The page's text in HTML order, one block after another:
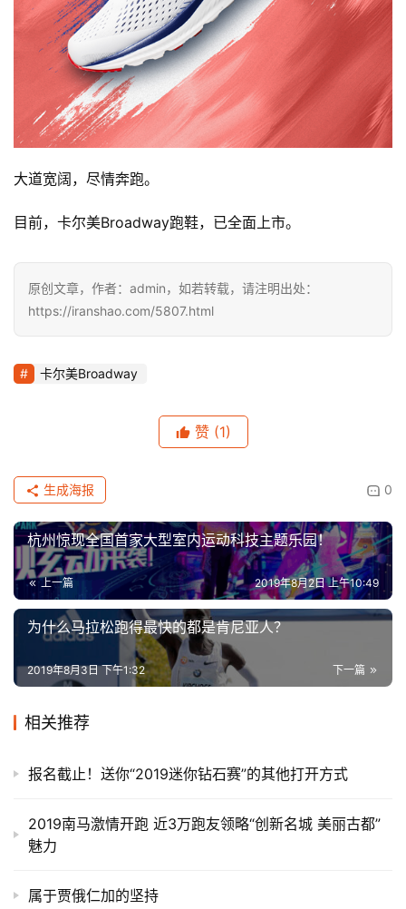
大道宽阔，尽情奔跑。
目前，卡尔美Broadway跑鞋，已全面上市。
原创文章，作者：admin，如若转载，请注明出处：
https://iranshao.com/5807.html
卡尔美Broadway
赞 (1)
0
生成海报
杭州惊现全国首家大型室内运动科技主题乐园！
上一篇 2019年8月2日 上午10:49
为什么马拉松跑得最快的都是肯尼亚人？
下一篇
2019年8月3日 下午1:32
相关推荐
报名截止！送你“2019迷你钻石赛”的其他打开方式
2019南马激情开跑 近3万跑友领略“创新名城 美丽古都”
魅力
属于贾俄仁加的坚持